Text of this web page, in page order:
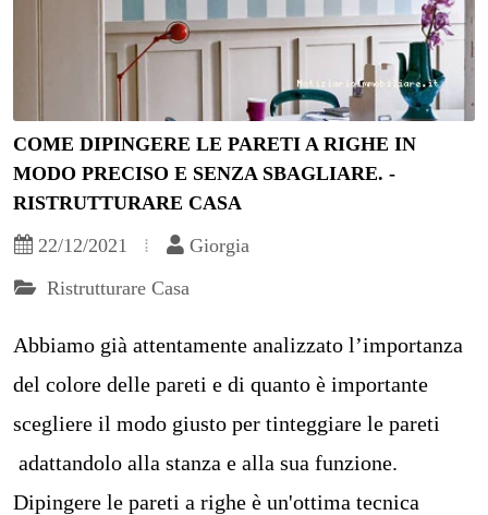
COME DIPINGERE LE PARETI A RIGHE IN
MODO PRECISO E SENZA SBAGLIARE. -
RISTRUTTURARE CASA
22/12/2021
Giorgia
Ristrutturare Casa
Abbiamo già attentamente analizzato l’importanza
del colore delle pareti e di quanto è importante
scegliere il modo giusto per tinteggiare le pareti
adattandolo alla stanza e alla sua funzione.
Dipingere le pareti a righe è un'ottima tecnica